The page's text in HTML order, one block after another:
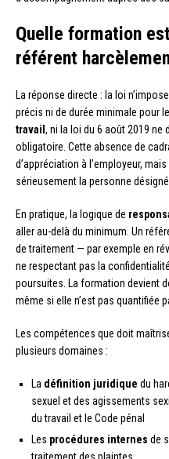
Quelle formation
référent
La réponse directe : la loi
précis ni de durée minimale pour
travail, ni la loi du 6 août 2019 ne
obligatoire. Cette absence de
d’appréciation à l’employeur,
sérieusement la personne
En pratique, la logique de
aller au-delà du minimum. Un
de traitement — par exemple en
ne respectant pas la
poursuites. La formation devient
même si elle n’est pas quantifiée
Les compétences que doit
plusieurs domaines :
La définition juridique du
sexuel et des agissements
du travail et le Code pénal
Les procédures internes de
traitement des plaintes